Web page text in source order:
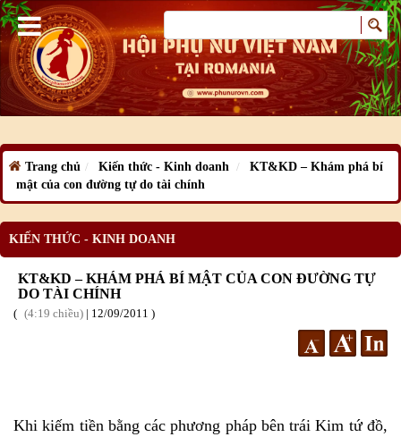
Trang chủ Kiến thức - Kinh doanh
KT&KD – Khám phá bí
mật của con đường tự do tài chính
KIẾN THỨC - KINH DOANH
KT&KD – KHÁM PHÁ BÍ MẬT CỦA CON ĐƯỜNG TỰ
DO TÀI CHÍNH
4:19 chiều | 12/09/2011
Khi kiếm tiền bằng các phương pháp bên trái Kim tứ đồ,